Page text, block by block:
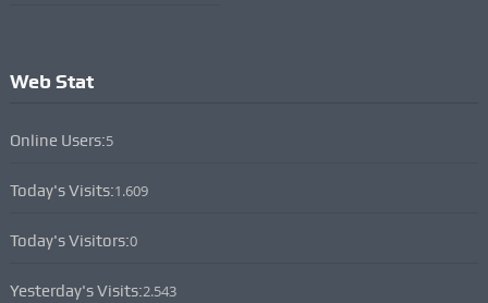
Web Stat
Online Users:5
Today's Visits:1.609
Today's Visitors:0
Yesterday's Visits:2.543